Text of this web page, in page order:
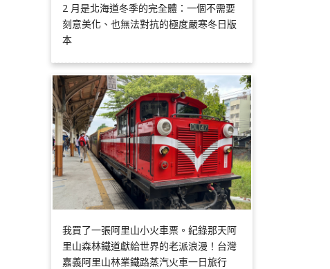
2 月是北海道冬季的完全體：一個不需要
刻意美化、也無法對抗的極度嚴寒冬日版
本
我買了一張阿里山小火車票。紀錄那天阿
里山森林鐵道獻給世界的老派浪漫！台灣
嘉義阿里山林業鐵路蒸汽火車一日旅行